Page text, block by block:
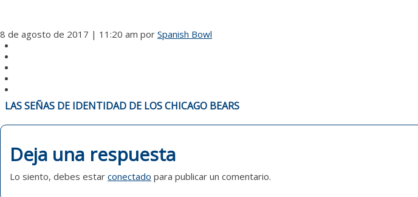
8 de agosto de 2017 | 11:20 am por Spanish Bowl
NAVEGACIÓN
DE
ENTRADAS
LAS SEÑAS DE IDENTIDAD DE LOS CHICAGO BEARS
Deja una respuesta
Lo siento, debes estar conectado para publicar un comentario.